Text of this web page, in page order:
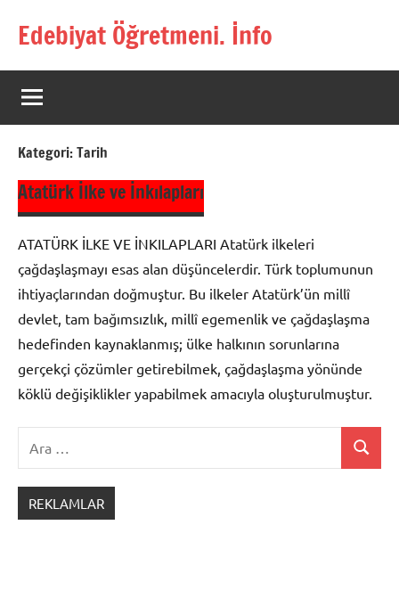
Edebiyat Öğretmeni. İnfo
Türkçe,
Türk
Dili
ve
Öğretmenlerinin
Sitesi
Kategori:Tarih
Atatürk İlke ve İnkılapları
ATATÜRK İLKE VE İNKILAPLARI Atatürk ilkeleri
çağdaşlaşmayı esas alan düşüncelerdir. Türk toplumunun
ihtiyaçlarından doğmuştur. Bu ilkeler Atatürk’ün millî
devlet, tam bağımsızlık, millî egemenlik ve çağdaşlaşma
hedefinden kaynaklanmış; ülke halkının sorunlarına
gerçekçi çözümler getirebilmek, çağdaşlaşma yönünde
köklü değişiklikler yapabilmek amacıyla oluşturulmuştur.
Ara
REKLAMLAR